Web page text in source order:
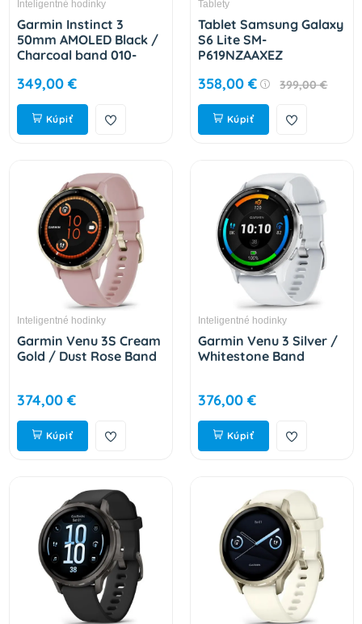
Inteligentné hodinky
Garmin Instinct 3
50mm AMOLED Black /
Charcoal band 010-
349,00 €
Kúpiť
Tablety
Tablet Samsung Galaxy
S6 Lite SM-
P619NZAAXEZ
358,00 € 399,00 €
Kúpiť
Inteligentné hodinky
Garmin Venu 3S Cream
Gold / Dust Rose Band
374,00 €
Kúpiť
Inteligentné hodinky
Garmin Venu 3 Silver /
Whitestone Band
376,00 €
Kúpiť